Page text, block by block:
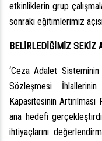
etkinliklerin grup
sonraki eğitimlerimiz
BELİRLEDİĞİMİZ SEKİZ
‘Ceza Adalet
Sözleşmesi
Kapasitesinin
ana hedefi
ihtiyaçlarını